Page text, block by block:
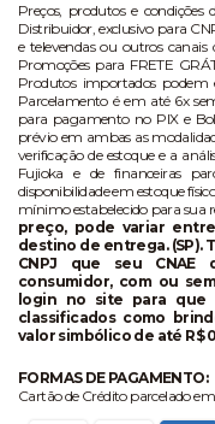
Preços, produtos e
Distribuidor, exclusivo para
e televendas ou outros canais
Promoções para FRETE
Produtos importados
Parcelamento é em até 6x
para pagamento no PIX e
prévio em ambas as
verificação de estoque e a
Fujioka e de financeiras
disponibilidade em estoque
mínimo estabelecido para sua
preço, pode variar
destino de entrega. (SP).
CNPJ que seu
consumidor, com ou
login no site para que
classificados como
valor simbólico de até R$
FORMAS DE PAGAMENTO:
Cartão de Crédito parcelado